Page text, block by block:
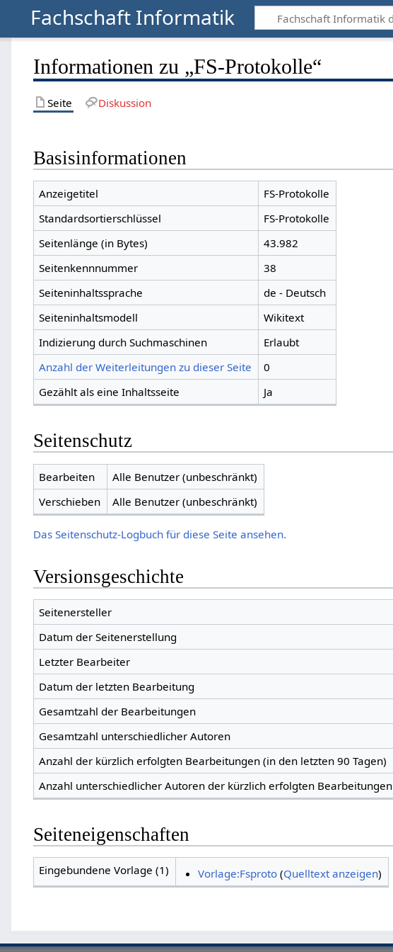
Fachschaft Informatik
Informationen zu „FS-Protokolle“
Seite Diskussion
Basisinformationen
Anzeigetitel
FS-Protokolle
Standardsortierschlüssel
FS-Protokolle
Seitenlänge (in Bytes)
43.982
Seitenkennnummer
38
Seiteninhaltssprache
de - Deutsch
Seiteninhaltsmodell
Wikitext
Indizierung durch Suchmaschinen
Erlaubt
Anzahl der Weiterleitungen zu dieser Seite
0
Gezählt als eine Inhaltsseite
Ja
Seitenschutz
Bearbeiten
Alle Benutzer (unbeschränkt)
Verschieben
Alle Benutzer (unbeschränkt)
Das Seitenschutz-Logbuch für diese Seite ansehen.
Versionsgeschichte
Seitenersteller
Datum der Seitenerstellung
Letzter Bearbeiter
Datum der letzten Bearbeitung
Gesamtzahl der Bearbeitungen
Gesamtzahl unterschiedlicher Autoren
Anzahl der kürzlich erfolgten Bearbeitungen (in den letzten 90 Tagen)
Anzahl unterschiedlicher Autoren der kürzlich erfolgten Bearbeitungen
Seiteneigenschaften
Eingebundene Vorlage (1) Vorlage:Fsproto (Quelltext anzeigen)